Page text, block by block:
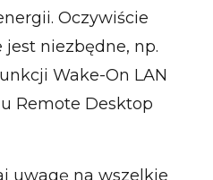
Oczywiście
niezbędne, np.
Wake-On LAN
Remote Desktop
uwagę na wszelkie